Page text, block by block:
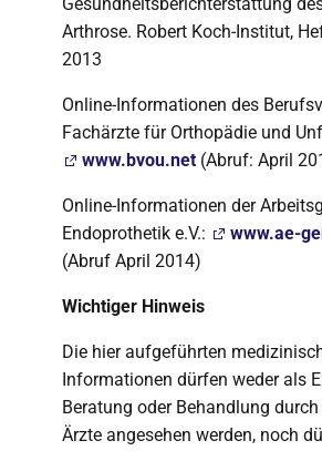
Arthrose. Robert Koch-Institut,
2013
Online-Informationen des
Fachärzte für Orthopädie und
www.bvou.net (Abruf: April
Online-Informationen der
Endoprothetik e.V.:
www.ae-
(Abruf April 2014)
Wichtiger Hinweis
Die hier aufgeführten
Informationen dürfen weder als
Beratung oder Behandlung
Ärzte angesehen werden, noch